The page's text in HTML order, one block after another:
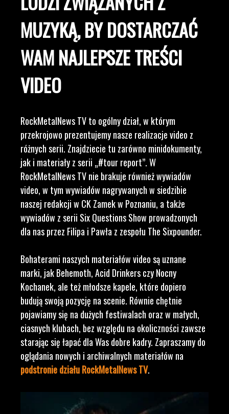
MUZYKĄ, BY DOSTARCZAĆ
WAM NAJLEPSZE TREŚCI
VIDEO
RockMetalNews TV to ogólny dział, w którym
przekrojowo prezentujemy nasze realizacje video z
różnych serii. Znajdziecie tu zarówno minidokumenty,
jak i materiały z serii „#tour report”. W
RockMetalNews TV nie brakuje również wywiadów
video, w tym wywiadów nagrywanych w siedzibie
naszej redakcji w CK Zamek w Poznaniu, a także
wywiadów z serii Six Questions Show prowadzonych
dla nas przez Filipa i Pawła z zespołu The Sixpounder.
Bohaterami naszych materiałów video są uznane
marki, jak Behemoth, Acid Drinkers czy Nocny
Kochanek, ale też młodsze kapele, które dopiero
budują swoją pozycję na scenie. Równie chętnie
pojawiamy się na dużych festiwalach oraz w małych,
ciasnych klubach, bez względu na okoliczności zawsze
starając się łapać dla Was dobre kadry. Zapraszamy do
oglądania nowych i archiwalnych materiałów na
podstronie działu RockMetalNews TV.